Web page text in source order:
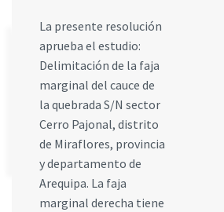
La presente resolución
aprueba el estudio:
Delimitación de la faja
marginal del cauce de
la quebrada S/N sector
Cerro Pajonal, distrito
de Miraflores, provincia
y departamento de
Arequipa. La faja
marginal derecha tiene